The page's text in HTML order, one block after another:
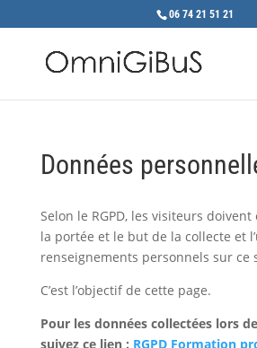
06 74 21 51 21
Données
Selon le RGPD, les visiteurs
la portée et le but de la collecte et
renseignements personnels sur ce
C’est l’objectif de cette page.
Pour les données collectées lors
suivez ce lien : RGPD Formation